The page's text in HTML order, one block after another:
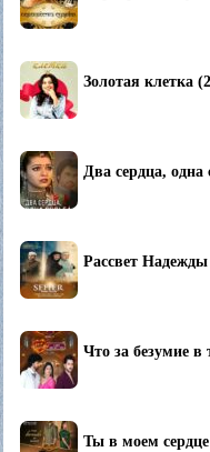
Золотая клетка
Два сердца, одна
Рассвет Надежды
Что за безумие в
Ты в моем сердце